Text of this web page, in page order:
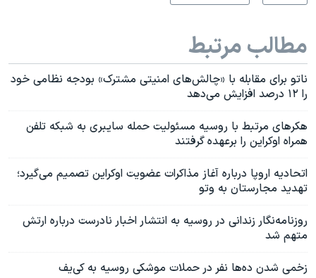
مطالب مرتبط
ناتو برای مقابله با «چالش‌های امنیتی مشترک» بودجه نظامی خود
را ۱۲ درصد افزایش می‌دهد
هکرهای مرتبط با روسیه مسئولیت حمله سایبری به شبکه تلفن
همراه اوکراین را برعهده گرفتند
اتحادیه اروپا درباره آغاز مذاکرات عضویت اوکراین تصمیم می‌گیرد؛
تهدید مجارستان به وتو
روزنامه‌نگار زندانی در روسیه به انتشار اخبار نادرست درباره ارتش
متهم شد
زخمی شدن ده‌ها نفر در حملات موشکی روسیه به کی‌یف